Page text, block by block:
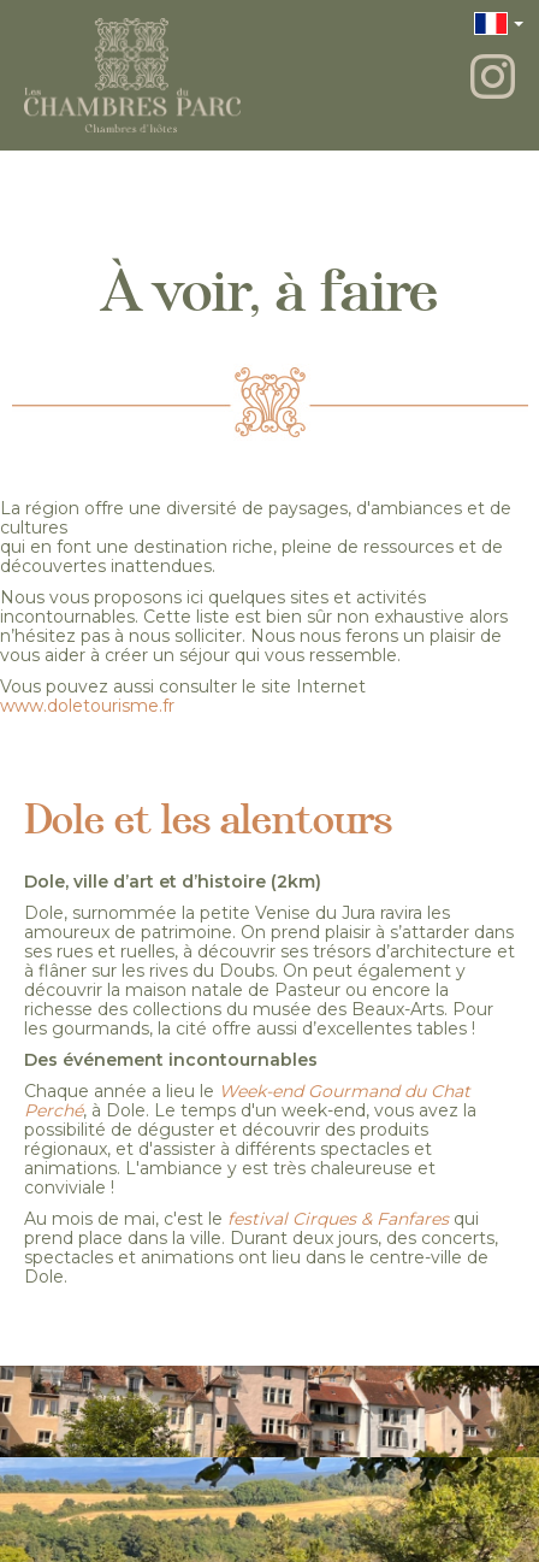
À voir, à faire
La région offre une diversité de paysages, d'ambiances et de
cultures
qui en font une destination riche, pleine de ressources et de
découvertes inattendues.
Nous vous proposons ici quelques sites et activités
incontournables. Cette liste est bien sûr non exhaustive alors
n’hésitez pas à nous solliciter. Nous nous ferons un plaisir de
vous aider à créer un séjour qui vous ressemble.
Vous pouvez aussi consulter le site Internet
www.doletourisme.fr
Dole et les alentours
Dole, ville d’art et d’histoire (2km)
Dole, surnommée la petite Venise du Jura ravira les
amoureux de patrimoine. On prend plaisir à s’attarder dans
ses rues et ruelles, à découvrir ses trésors d’architecture et
à flâner sur les rives du Doubs. On peut également y
découvrir la maison natale de Pasteur ou encore la
richesse des collections du musée des Beaux-Arts. Pour
les gourmands, la cité offre aussi d’excellentes tables !
Des événement incontournables
Chaque année a lieu le Week-end Gourmand du Chat
Perché, à Dole. Le temps d'un week-end, vous avez la
possibilité de déguster et découvrir des produits
régionaux, et d'assister à différents spectacles et
animations. L'ambiance y est très chaleureuse et
conviviale !
Au mois de mai, c'est le festival Cirques & Fanfares qui
prend place dans la ville. Durant deux jours, des concerts,
spectacles et animations ont lieu dans le centre-ville de
Dole.